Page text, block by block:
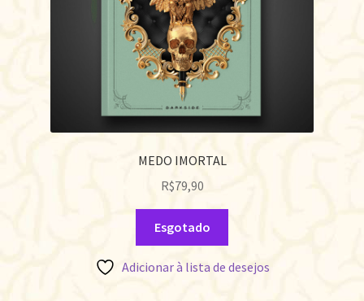
MEDO IMORTAL
R$79,90
Esgotado
Adicionar à lista de desejos